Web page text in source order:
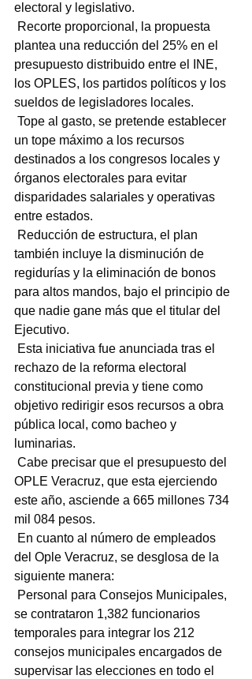
electoral y legislativo.
Recorte proporcional, la propuesta
plantea una reducción del 25% en el
presupuesto distribuido entre el INE,
los OPLES, los partidos políticos y los
sueldos de legisladores locales.
Tope al gasto, se pretende establecer
un tope máximo a los recursos
destinados a los congresos locales y
órganos electorales para evitar
disparidades salariales y operativas
entre estados.
Reducción de estructura, el plan
también incluye la disminución de
regidurías y la eliminación de bonos
para altos mandos, bajo el principio de
que nadie gane más que el titular del
Ejecutivo.
Esta iniciativa fue anunciada tras el
rechazo de la reforma electoral
constitucional previa y tiene como
objetivo redirigir esos recursos a obra
pública local, como bacheo y
luminarias.
Cabe precisar que el presupuesto del
OPLE Veracruz, que esta ejerciendo
este año, asciende a 665 millones 734
mil 084 pesos.
En cuanto al número de empleados
del Ople Veracruz, se desglosa de la
siguiente manera:
Personal para Consejos Municipales,
se contrataron 1,382 funcionarios
temporales para integrar los 212
consejos municipales encargados de
supervisar las elecciones en todo el